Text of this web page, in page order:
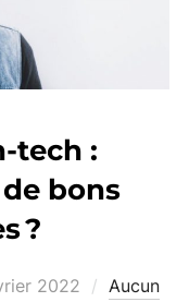
tech :
bons
?
2022
Aucun